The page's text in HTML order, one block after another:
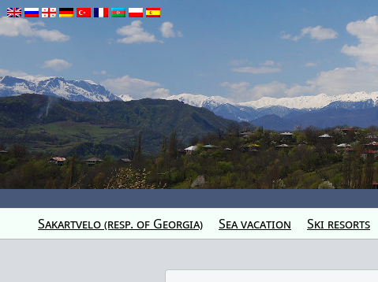
Sakartvelo (resp. of Georgia) Sea vacation Ski resorts